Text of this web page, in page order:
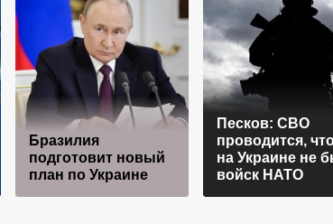
Бразилия
подготовит новый
план по Украине
Песков: СВО
проводится,
на Украине не
войск НАТО